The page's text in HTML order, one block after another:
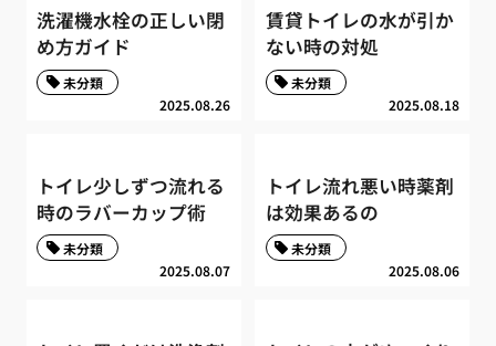
洗濯機水栓の正しい閉
め方ガイド
2025.08.26
未分類
賃貸トイレの水が引か
ない時の対処
2025.08.18
未分類
トイレ少しずつ流れる
時のラバーカップ術
2025.08.07
未分類
トイレ流れ悪い時薬剤
は効果あるの
2025.08.06
未分類